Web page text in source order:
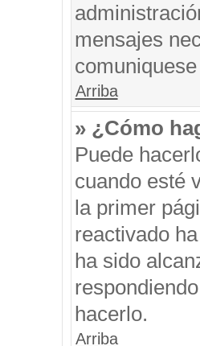
mensajes
Arriba
» ¿Cómo
Puede
cuando esté
la primer
reactivado
ha sido
hacerlo.
Arriba